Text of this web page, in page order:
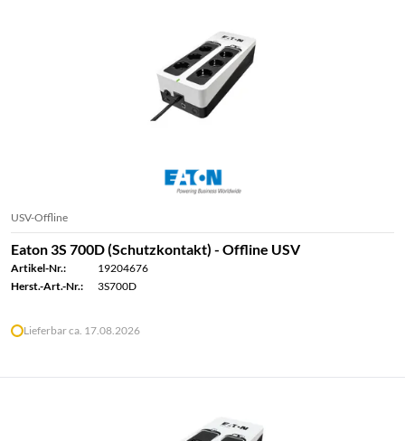
USV-Offline
Eaton 3S 700D (Schutzkontakt) - Offline USV
Artikel-Nr.:
19204676
Herst.-Art.-Nr.:
3S700D
Lieferbar ca. 17.08.2026